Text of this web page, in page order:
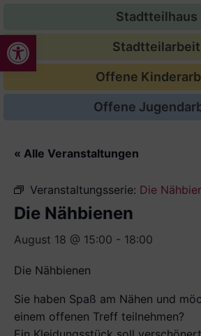
Werkzeugleiste öffnen
Stadtteilhaus
Stadtteilarbeit
Offene
Offene
« Alle Veranstaltungen
Veranstaltungsserie: Die
Die Nähbienen
August 18 @ 15:00 - 18:00
Die Nähbienen
Sie haben Spaß am Nähen und
einem offenen Treff teilnehmen?